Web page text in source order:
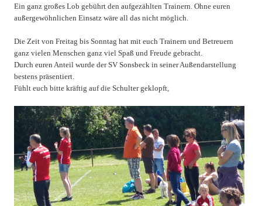
Ein ganz großes Lob gebührt den aufgezählten Trainern. Ohne euren
außergewöhnlichen Einsatz wäre all das nicht möglich.
Die Zeit von Freitag bis Sonntag hat mit euch Trainern und Betreuern
ganz vielen Menschen ganz viel Spaß und Freude gebracht.
Durch euren Anteil wurde der SV Sonsbeck in seiner Außendarstellung
bestens präsentiert.
Fühlt euch bitte kräftig auf die Schulter geklopft,